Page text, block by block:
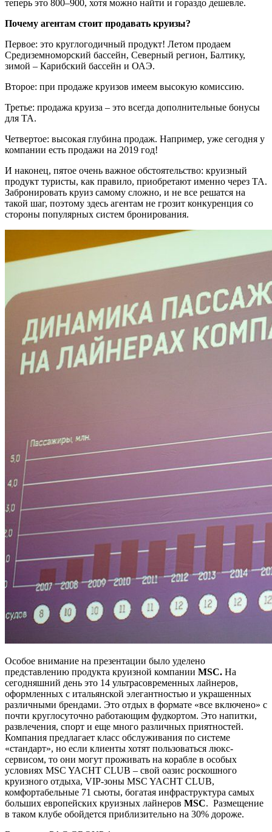
теперь это 800–900, хотя можно найти и гораздо дешевле.
Почему агентам стоит продавать круизы?
Первое: это круглогодичный продукт! Летом продаем
Средиземноморский бассейн, Северный регион, Балтику,
зимой – Карибский бассейн и ОАЭ.
Второе: при продаже круизов имеем высокую комиссию.
Третье: продажа круиза – это всегда дополнительные бонусы
для ТА.
Четвертое: высокая глубина продаж. Например, уже сегодня у
компании есть продажи на 2019 год!
И наконец, пятое очень важное обстоятельство: круизный
продукт туристы, как правило, приобретают именно через ТА.
Забронировать круиз самому сложно, и не все решатся на
такой шаг, поэтому здесь агентам не грозит конкуренция со
стороны популярных систем бронирования.
Особое внимание на презентации было уделено
представлению продукта круизной компании MSC. На
сегодняшний день это 14 ультрасовременных лайнеров,
оформленных с итальянской элегантностью и украшенных
различными брендами. Это отдых в формате «все включено» с
почти круглосуточно работающим фудкортом. Это напитки,
развлечения, спорт и еще много различных приятностей.
Компания предлагает класс обслуживания по системе
«стандарт», но если клиенты хотят пользоваться люкс-
сервисом, то они могут проживать на корабле в особых
условиях MSC YACHT CLUB – свой оазис роскошного
круизного отдыха, VIP-зоны MSC YACHT CLUB,
комфортабельные 71 сьюты, богатая инфраструктура самых
больших европейских круизных лайнеров MSC. Размещение
в таком клубе обойдется приблизительно на 30% дороже.